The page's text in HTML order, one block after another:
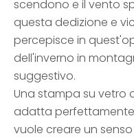
scendono e il vento
questa dedizione e
percepisce in
dell'inverno in
suggestivo.
Una stampa su vetro
adatta perfettamente
vuole creare un